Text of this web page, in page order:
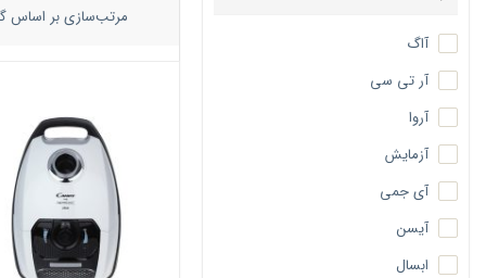
آاگ
آر تی سی
آروا
آزمایش
آی جمی
آیسن
ابسال
مرتب‌سازی بر اساس